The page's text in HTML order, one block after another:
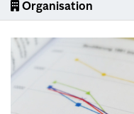
Organisation